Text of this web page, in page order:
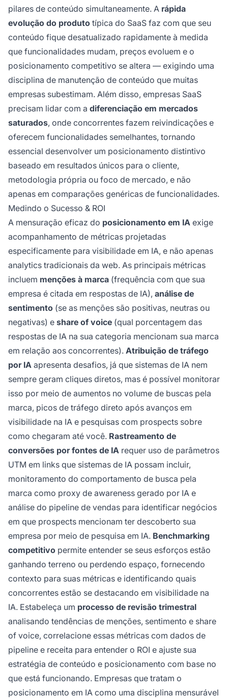
pilares de conteúdo simultaneamente. A rápida
evolução do produto típica do SaaS faz com que seu
conteúdo fique desatualizado rapidamente à medida
que funcionalidades mudam, preços evoluem e o
posicionamento competitivo se altera — exigindo uma
disciplina de manutenção de conteúdo que muitas
empresas subestimam. Além disso, empresas SaaS
precisam lidar com a diferenciação em mercados
saturados, onde concorrentes fazem reivindicações e
oferecem funcionalidades semelhantes, tornando
essencial desenvolver um posicionamento distintivo
baseado em resultados únicos para o cliente,
metodologia própria ou foco de mercado, e não
apenas em comparações genéricas de funcionalidades.
Medindo o Sucesso & ROI
A mensuração eficaz do posicionamento em IA exige
acompanhamento de métricas projetadas
especificamente para visibilidade em IA, e não apenas
analytics tradicionais da web. As principais métricas
incluem menções à marca (frequência com que sua
empresa é citada em respostas de IA), análise de
sentimento (se as menções são positivas, neutras ou
negativas) e share of voice (qual porcentagem das
respostas de IA na sua categoria mencionam sua marca
em relação aos concorrentes). Atribuição de tráfego
por IA apresenta desafios, já que sistemas de IA nem
sempre geram cliques diretos, mas é possível monitorar
isso por meio de aumentos no volume de buscas pela
marca, picos de tráfego direto após avanços em
visibilidade na IA e pesquisas com prospects sobre
como chegaram até você. Rastreamento de
conversões por fontes de IA requer uso de parâmetros
UTM em links que sistemas de IA possam incluir,
monitoramento do comportamento de busca pela
marca como proxy de awareness gerado por IA e
análise do pipeline de vendas para identificar negócios
em que prospects mencionam ter descoberto sua
empresa por meio de pesquisa em IA. Benchmarking
competitivo permite entender se seus esforços estão
ganhando terreno ou perdendo espaço, fornecendo
contexto para suas métricas e identificando quais
concorrentes estão se destacando em visibilidade na
IA. Estabeleça um processo de revisão trimestral
analisando tendências de menções, sentimento e share
of voice, correlacione essas métricas com dados de
pipeline e receita para entender o ROI e ajuste sua
estratégia de conteúdo e posicionamento com base no
que está funcionando. Empresas que tratam o
posicionamento em IA como uma disciplina mensurável